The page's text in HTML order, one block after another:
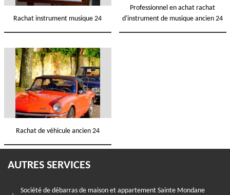
Rachat instrument musique 24
Professionnel en achat rachat
d'instrument de musique ancien 24
Rachat de véhicule ancien 24
AUTRES SERVICES
Société de débarras de maison et appartement Sainte Mondane